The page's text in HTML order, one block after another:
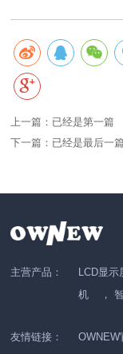
上一篇：已经是第一篇
下一篇：已经是最后一篇
主营产品： LCD显示
机
，
友情链接： OWNEW